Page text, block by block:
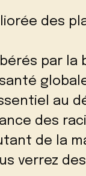
des
par la
au
des
de la
verrez